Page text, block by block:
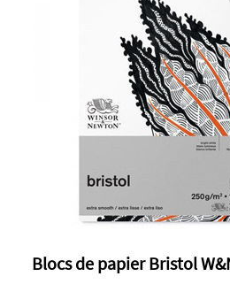
Blocs de papier Bristol